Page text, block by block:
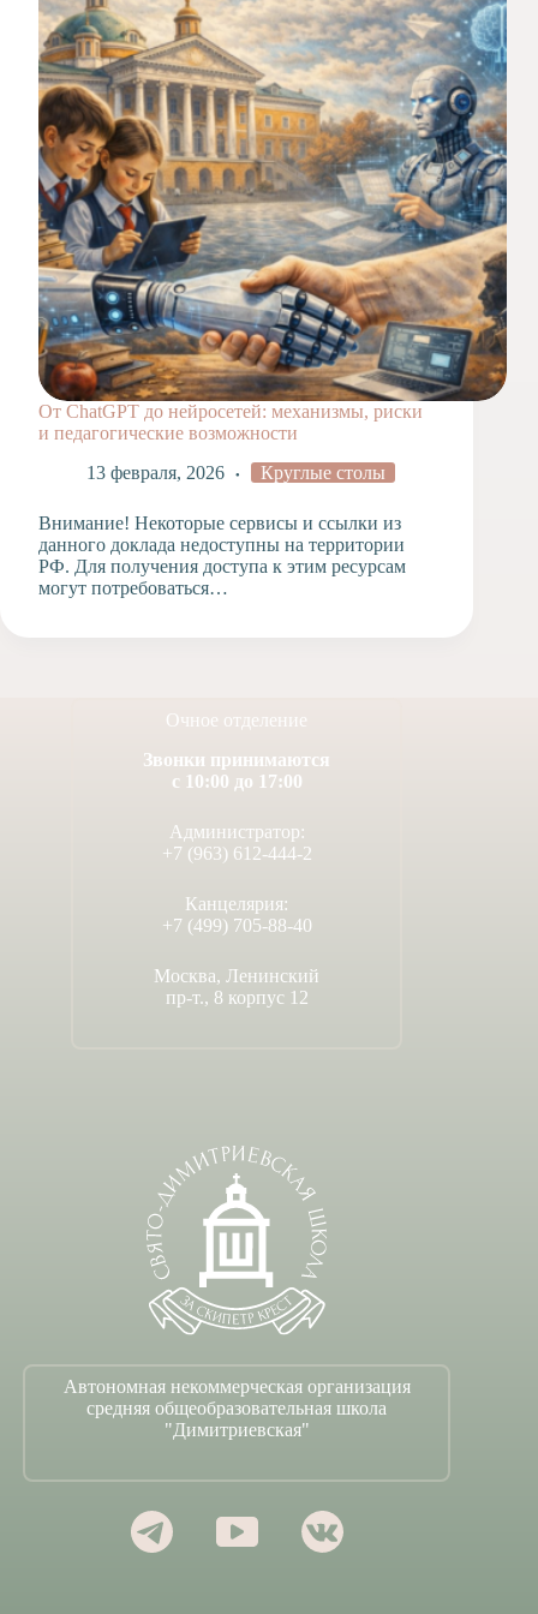
Художественная
студия
Музыкальное
отделение
Психологическая
Служба
Тьюторская
служба
От ChatGPT до нейросетей: механизмы, риски
и педагогические возможности
13 февраля, 2026
Круглые столы
Внимание! Некоторые сервисы и ссылки из
данного доклада недоступны на территории
РФ. Для получения доступа к этим ресурсам
могут потребоваться…
Очное отделение
Звонки принимаются
с 10:00 до 17:00
Администратор:
+7 (963) 612-444-2
Канцелярия:
+7 (499) 705-88-40
Москва, Ленинский
пр-т., 8 корпус 12
Автономная некоммерческая организация
средняя общеобразовательная школа
"Димитриевская"